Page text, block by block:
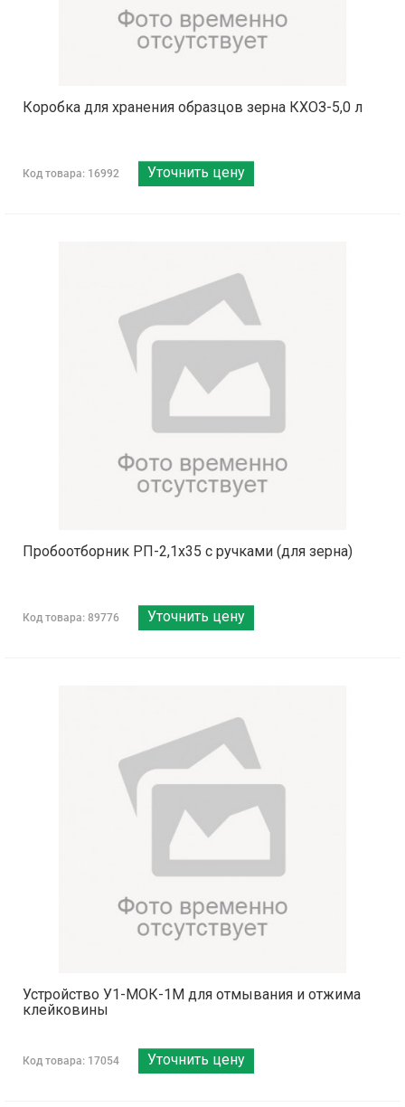
Коробка для хранения образцов зерна КХОЗ-5,0 л
Код товара: 16992 Уточнить цену
Пробоотборник РП-2,1х35 с ручками (для зерна)
Код товара: 89776 Уточнить цену
Устройство У1-МОК-1М для отмывания и отжима
клейковины
Код товара: 17054 Уточнить цену